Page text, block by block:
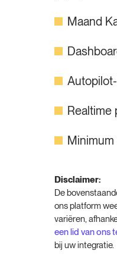
Maand
Realtime
Disclaimer:
De
ons platform
variëren,
een lid van ons
bij uw integratie.